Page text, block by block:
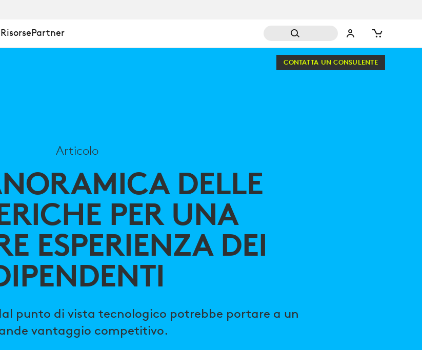
RisorsePartner
CONTATTA UN CONSULENTE
Articolo
DELLE
PER UNA
ESPERIENZA DEI
punto di vista tecnologico potrebbe portare a un
vantaggio competitivo.